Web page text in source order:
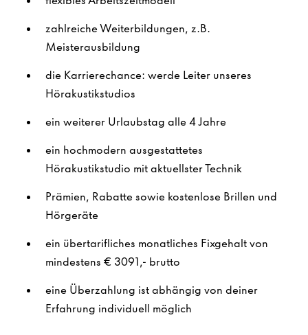
zahlreiche Weiterbildungen, z.B.
Meisterausbildung
die Karrierechance: werde Leiter unseres
Hörakustikstudios
ein weiterer Urlaubstag alle 4 Jahre
ein hochmodern ausgestattetes
Hörakustikstudio mit aktuellster Technik
Prämien, Rabatte sowie kostenlose Brillen und
Hörgeräte
ein übertarifliches monatliches Fixgehalt von
mindestens € 3091,- brutto
eine Überzahlung ist abhängig von deiner
Erfahrung individuell möglich